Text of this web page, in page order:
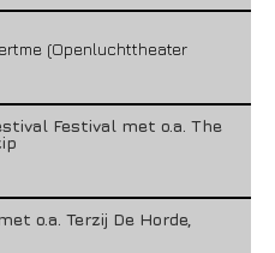
(Openluchttheater
Festival met o.a. The
o.a. Terzij De Horde,